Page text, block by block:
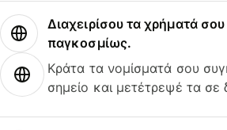
Διαχειρίσου τα χρήματά
παγκοσμίως.
Κράτα τα νομίσματά σου
σημείο και μετέτρεψέ τα σε